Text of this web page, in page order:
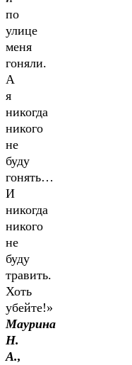
по
улице
меня
гоняли.
А
я
никогда
никого
не
буду
гонять…
И
никогда
никого
не
буду
травить.
Хоть
убейте!»
Маурина
Н.
А.,